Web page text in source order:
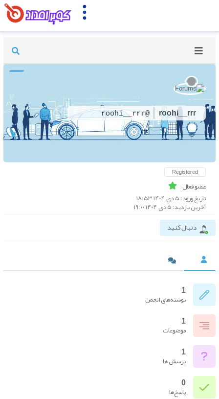
roohi__rrr
Registered
عضو فعال
تاریخ ورود: ۵ دی, ۱۴۰۴ ۱۸:۵۳
آخرین بازدید: ۵ دی, ۱۴۰۴ ۱۹:۰۰
دنبال کنید
1
نوشته‌های انجمن
موضوعات
پرسش ها
0
پاسخ‌ها